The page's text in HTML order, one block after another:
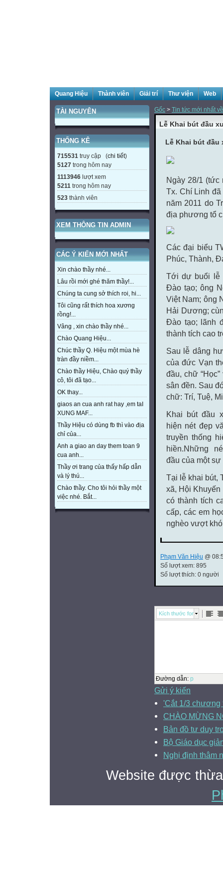
Quang Hiệu Thành viên Giải trí Thư viện Web
TÀI NGUYÊN
THỐNG KÊ
715531 truy cập (chi tiết)
5127 trong hôm nay
1113946 lượt xem
5211 trong hôm nay
523 thành viên
XEM THÔNG TIN ADMIN
CÁC Ý KIẾN MỚI NHẤT
Xin chào thầy nhé...
Lâu rồi mới ghé thăm thầy!...
Chúng ta cung sở thích roi, hi...
Tôi cũng rất thích hoa xương
rồng!...
Vâng , xin chào thầy nhé...
Chào Quang Hiệu...
Chúc thầy Q. Hiệu một mùa hè
tràn đầy niềm...
Chào thầy Hiệu, Chào quý thầy
cô, tôi đã tạo...
OK thay...
giaos an cua anh rat hay ,em taI
XUNG MAF...
Thầy Hiệu có dùng fb thì vào địa
chỉ của...
Anh a giao an day them toan 9
cua anh...
Thầy ơi trang của thấy hấp dẫn
và lý thú...
Chào thầy. Cho tôi hỏi thầy một
việc nhé. Bắt...
Gốc > Tin tức mới nhất
Lễ Khai bút đầu
Lễ Khai bút đầu
Ngày 28/1 (tức
Tx. Chí Linh
năm 2011 do
địa phương tổ
Các đại biểu
Phúc, Thành,
Tới dự buổi lễ
Đào tạo; ông
Việt Nam; ông
Hải Dương;
Đào tạo; lãnh
thành tích cao
Sau lễ dâng
của đức Vạn
đầu, chữ
sân đền. Sau
chữ: Trí, Tuệ,
Khai bút đầu
hiện nét đẹp
truyền thống
hiền.N hững
đầu của một
Tại lễ khai bút,
xã, Hội
có thành tích
cấp, các em
nghèo vượt
Phạm Văn Hiệu @
Số lượt xem: 895
Số lượt thích: 0 người
Kích thước font
Đường dẫn: p
Gửi ý kiến
'Cắt 1/3 chương
CHÀO MỪNG
Bản đồ tư duy
Bộ Giáo dục
Nghị định thâm
Website được